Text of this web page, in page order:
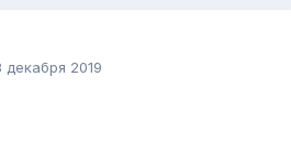
декабря 2019